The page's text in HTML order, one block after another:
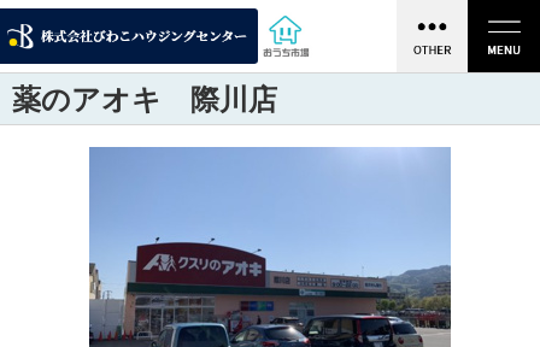
薬のアオキ 際川店